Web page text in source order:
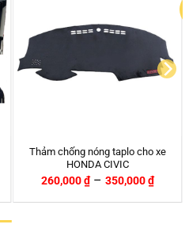
Rèm che nắng ô tô nam châm Kia
Spectra – Chính hãng APA
540,000₫ 399,000₫ -26%